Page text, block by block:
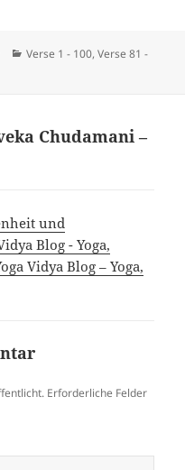
Kategorien
Verse 1 - 100,Verse 81 -
Chudamani –
und
Blog - Yoga,
Vidya Blog – Yoga,
Erforderliche Felder